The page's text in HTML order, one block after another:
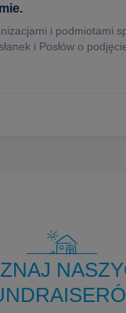
i podmiotami
i Posłów o